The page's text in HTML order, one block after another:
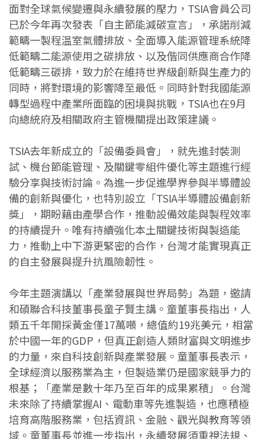
面對全球氣候變遷與永續發展的壓力，TSIA會員公司
已於今年再次發表「自主節能減碳宣言」，承諾削減
範疇一製程温室氣體排放、全面導入能源管理系統降
低範疇二能源使用之碳排放、以及偕同供應商合作降
低範疇三碳排，致力於在維持世界級創新與生產力的
同時，將對環境的影響降至最低。同時針對我國能源
轉型過程中產業所面臨的困境與挑戰，TSIA也在9月
向總統府及相關政府主管機關提出政策建議。
TSIA去年新成立的「設備委員會」，就先進封裝測
試、機台節能管理、及關鍵零組件優化等主題進行經
驗分享與技術討論。為進一步促進學界參與半導體設
備的創新與優化，也特別設立「TSIA半導體設備創新
獎」，期盼藉由產學合作，推動設備效能與製程效率
的持續提升。唯有持續強化本土關鍵技術與製造能
力，推動上中下游更緊密的合作，台灣才能實現真正
的自主發展與提升抗風險韌性。
今年主題演講以「產業發展與世界局勢」為題，邀請
和碩聯合科技董事長童子賢主講。童董事長指出，人
類五千年開採黃金僅17萬噸，總值約19兆美元，相當
於中國一年的GDP，但真正創造人類財富與文明進步
的力量，來自科技創新與產業發展。童董事長表示，
全球經濟以服務業為主，但製造業仍是國家競爭力的
根基；「產業是數十年乃至百年的成果累積」。台灣
未來除了持續掌握AI、電動車等先進製造，也應積極
培育高階服務業，包括資訊、金融、觀光與教育等領
域。童董事長並進一步指出，永續發展須重視法規、